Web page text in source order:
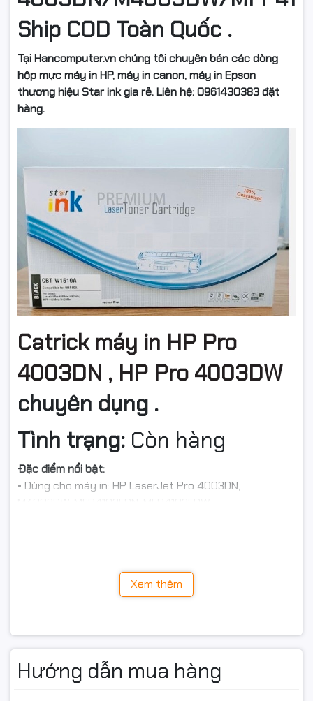
Ship COD Toàn Quốc .
Tại Hancomputer.vn chúng tôi chuyên bán các dòng
hộp mực máy in HP, máy in canon, máy in Epson
thương hiệu Star ink gia rẻ. Liên hệ: 0961430383 đặt
hàng.
Catrick máy in HP Pro
4003DN , HP Pro 4003DW
chuyên dụng .
Tình trạng: Còn hàng
Đặc điểm nổi bật:
• Dùng cho máy in: HP LaserJet Pro 4003DN,
• Dùng hộp mực Star Ink cho bản in sắc nét tương
đương mực chính hãng HP
• Sản phẩmkhông có chip, khi lắp cần gắn chip từ hộp
mực cũ
• Bảo hành: 1 đổi 1 trong vòng 6 tháng hoặc đến khi hết
Xem thêm
Hướng dẫn mua hàng